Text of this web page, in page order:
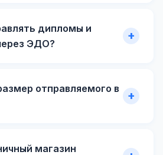
дипломы и
ЭДО?
отправляемого в
магазин